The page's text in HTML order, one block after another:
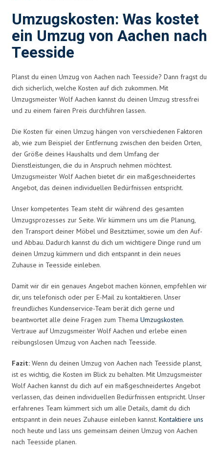
Umzugskosten: Was kostet
ein Umzug von Aachen nach
Teesside
Planst du einen Umzug von Aachen nach Teesside? Dann fragst du
dich sicherlich, welche Kosten auf dich zukommen. Mit
Umzugsmeister Wolf Aachen kannst du deinen Umzug stressfrei
und zu einem fairen Preis durchführen lassen.
Die Kosten für einen Umzug hängen von verschiedenen Faktoren
ab, wie zum Beispiel der Entfernung zwischen den beiden Orten,
der Größe deines Haushalts und dem Umfang der
Dienstleistungen, die du in Anspruch nehmen möchtest.
Umzugsmeister Wolf Aachen bietet dir ein maßgeschneidertes
Angebot, das deinen individuellen Bedürfnissen entspricht.
Unser kompetentes Team steht dir während des gesamten
Umzugsprozesses zur Seite. Wir kümmern uns um die Planung,
den Transport deiner Möbel und Besitztümer, sowie um den Auf-
und Abbau. Dadurch kannst du dich um wichtigere Dinge rund um
deinen Umzug kümmern und dich entspannt in dein neues
Zuhause in Teesside einleben.
Damit wir dir ein genaues Angebot machen können, empfehlen wir
dir, uns telefonisch oder per E-Mail zu kontaktieren. Unser
freundliches Kundenservice-Team berät dich gerne und
beantwortet alle deine Fragen zum Thema Umzugskosten.
Vertraue auf Umzugsmeister Wolf Aachen und erlebe einen
reibungslosen Umzug von Aachen nach Teesside.
Fazit: Wenn du deinen Umzug von Aachen nach Teesside planst,
ist es wichtig, die Kosten im Blick zu behalten. Mit Umzugsmeister
Wolf Aachen kannst du dich auf ein maßgeschneidertes Angebot
verlassen, das deinen individuellen Bedürfnissen entspricht. Unser
erfahrenes Team kümmert sich um alle Details, damit du dich
entspannt in dein neues Zuhause einleben kannst. Kontaktiere uns
noch heute und lass uns gemeinsam deinen Umzug von Aachen
nach Teesside planen.